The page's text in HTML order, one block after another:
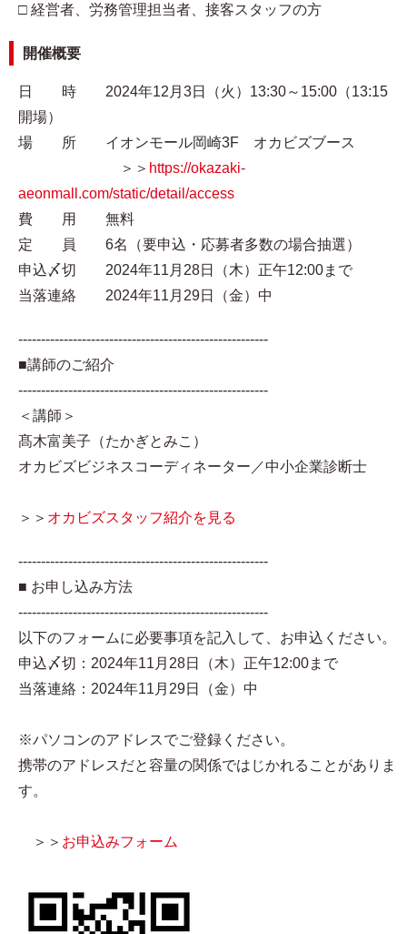
□ 経営者、労務管理担当者、接客スタッフの方
開催概要
日 時 2024年12月3日（火）13:30～15:00（13:15
開場）
場 所 イオンモール岡崎3F オカビズブース
＞＞ https://okazaki-
aeonmall.com/static/detail/access
費 用 無料
定 員 6名（要申込・応募者多数の場合抽選）
申込〆切 2024年11月28日（木）正午12:00まで
当落連絡 2024年11月29日（金）中
-------------------------------------------------------
■講師のご紹介
-------------------------------------------------------
＜講師＞
髙木富美子（たかぎとみこ）
オカビズビジネスコーディネーター／中小企業診断士
＞＞ オカビズスタッフ紹介を見る
-------------------------------------------------------
■ お申し込み方法
-------------------------------------------------------
以下のフォームに必要事項を記入して、お申込ください。
申込〆切：2024年11月28日（木）正午12:00まで
当落連絡：2024年11月29日（金）中
※パソコンのアドレスでご登録ください。
携帯のアドレスだと容量の関係ではじかれることがありま
す。
＞＞ お申込みフォーム